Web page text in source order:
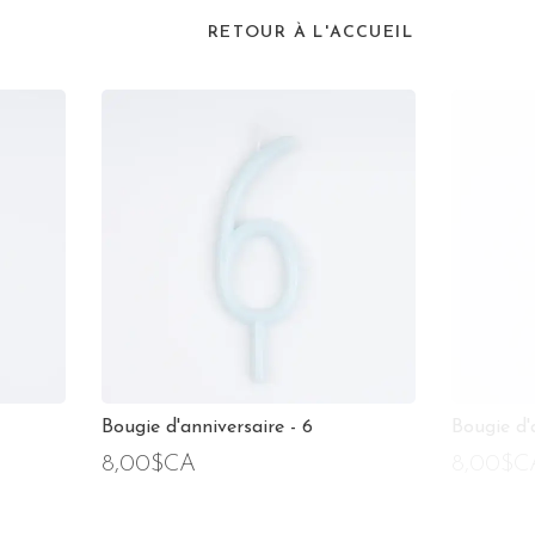
RETOUR À L'ACCUEIL
Bougie d'anniversaire - 6
8,00$CA